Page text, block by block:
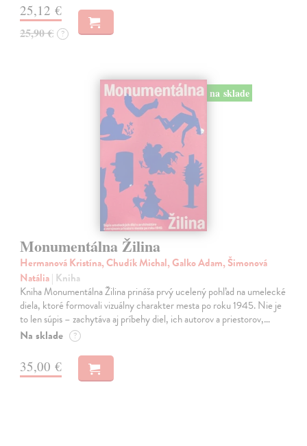
25,12 €
25,90 € ?
na sklade
Monumentálna Žilina
Hermanová Kristína, Chudík Michal, Galko Adam, Šimonová
Natália| Kniha
Kniha Monumentálna Žilina prináša prvý ucelený pohľad na umelecké
diela, ktoré formovali vizuálny charakter mesta po roku 1945. Nie je
to len súpis – zachytáva aj príbehy diel, ich autorov a priestorov,…
Na sklade ?
35,00 €